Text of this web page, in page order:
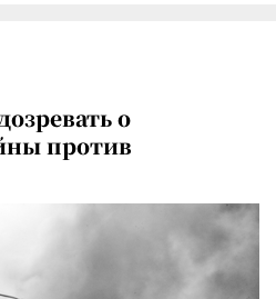
о
против